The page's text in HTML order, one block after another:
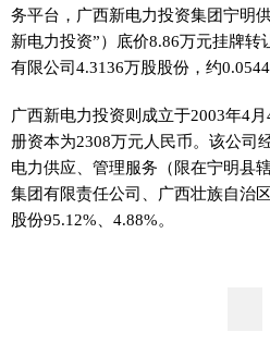
务平台，广西新电力投资集团宁明
新电力投资”）底价8.86万元挂牌
有限公司4.3136万股股份，约
广西新电力投资则成立于2003年4
册资本为2308万元人民币。该公司
电力供应、管理服务（限在宁明县
集团有限责任公司、广西壮族自治
股份95.12%、4.88%。